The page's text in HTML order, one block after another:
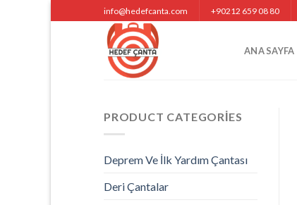
info@hedefcanta.com +90212 659 08 80
ANA SAYFA
PRODUCT CATEGORIES
Deprem Ve İlk Yardım Çantası
Deri Çantalar